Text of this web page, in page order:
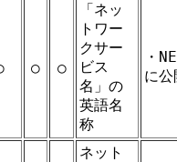
○ ○
「ネッ
トワー
クサー
ビス
名」の
英語名
称
・
に
ネット